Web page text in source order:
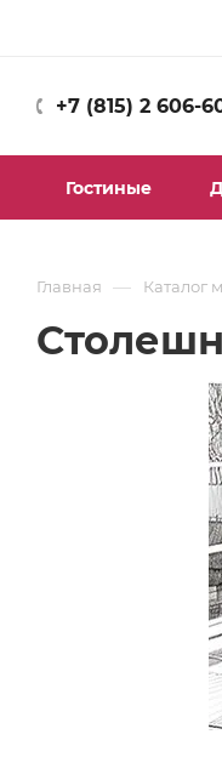
+7 (815) 2 606-
Гостиные
Главная — Каталог